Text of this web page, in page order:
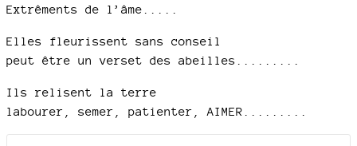
Extrêments de l’âme.....
Elles fleurissent sans conseil
peut être un verset des abeilles.........
Ils relisent la terre
labourer, semer, patienter, AIMER.........